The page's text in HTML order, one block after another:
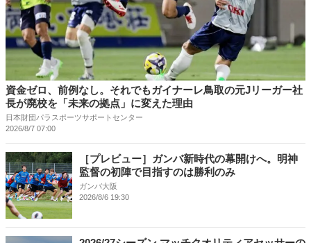
資金ゼロ、前例なし。それでもガイナーレ鳥取の元Jリーガー社
長が廃校を「未来の拠点」に変えた理由
日本財団パラスポーツサポートセンター
2026/8/7 07:00
［プレビュー］ガンバ新時代の幕開けへ。明神
監督の初陣で目指すのは勝利のみ
ガンバ大阪
2026/8/6 19:30